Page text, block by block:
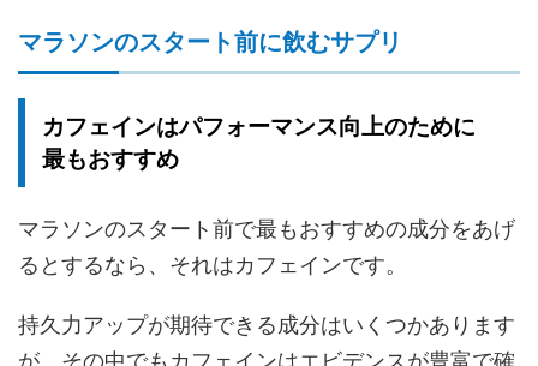
マラソンのスタート前に飲むサプリ
カフェインはパフォーマンス向上のために
最もおすすめ
マラソンのスタート前で最もおすすめの成分をあげ
るとするなら、それはカフェインです。
持久力アップが期待できる成分はいくつかあります
が、その中でもカフェインはエビデンスが豊富で確